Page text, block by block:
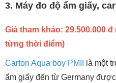
3. Máy đo độ ẩm giấy,
Giá tham khảo: 29.500.000
từng thời điểm)
Carton Aqua boy PMII
là một
ẩm giấy đến từ Germany